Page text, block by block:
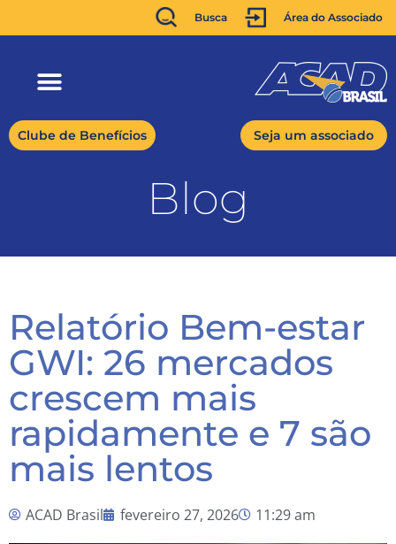
Busca Área do Associado
Clube de Benefícios Seja um associado
Blog
Relatório Bem-estar
GWI: 26 mercados
crescem mais
rapidamente e 7 são
mais lentos
ACAD Brasil fevereiro 27, 2026 11:29 am